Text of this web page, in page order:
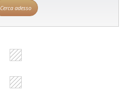
Cerca adesso